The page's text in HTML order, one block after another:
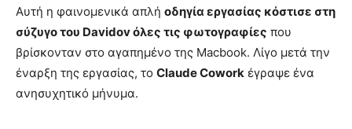
Αυτή η φαινομενικά απλή οδηγία εργασίας κόστισε στη
σύζυγο του Davidov όλες τις φωτογραφίες που
βρίσκονταν στο αγαπημένο της Macbook. Λίγο μετά την
έναρξη της εργασίας, το Claude Cowork έγραψε ένα
ανησυχητικό μήνυμα.